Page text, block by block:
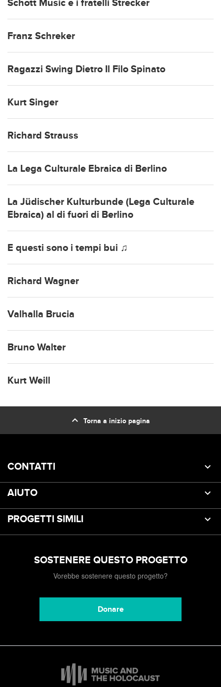
Schott Music e i fratelli Strecker
Franz Schreker
Ragazzi Swing Dietro Il Filo Spinato
Kurt Singer
Richard Strauss
La Lega Culturale Ebraica di Berlino
La Jüdischer Kulturbunde (Lega Culturale
Ebraica) al di fuori di Berlino
E questi sono i tempi bui ♫
Richard Wagner
Valhalla Brucia
Bruno Walter
Kurt Weill
expand_less Torna a inizio pagina
CONTATTI
AIUTO
PROGETTI SIMILI
SOSTENERE QUESTO PROGETTO
Vorebbe sostenere questo progetto?
Donare